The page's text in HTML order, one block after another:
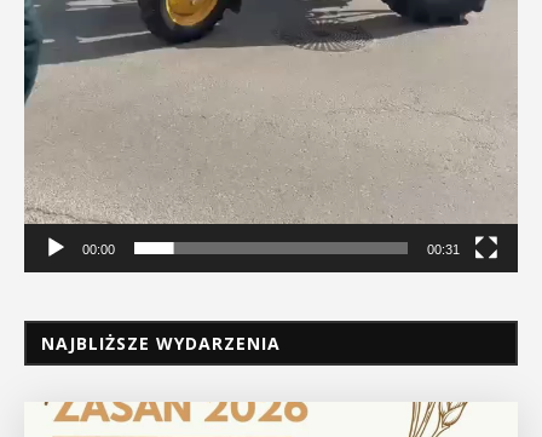
00:00 00:31
NAJBLIŻSZE WYDARZENIA